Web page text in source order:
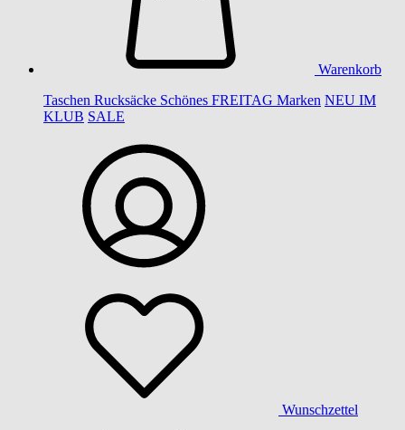
Warenkorb
Taschen Rucksäcke Schönes FREITAG Marken NEU IM
KLUB SALE
Wunschzettel